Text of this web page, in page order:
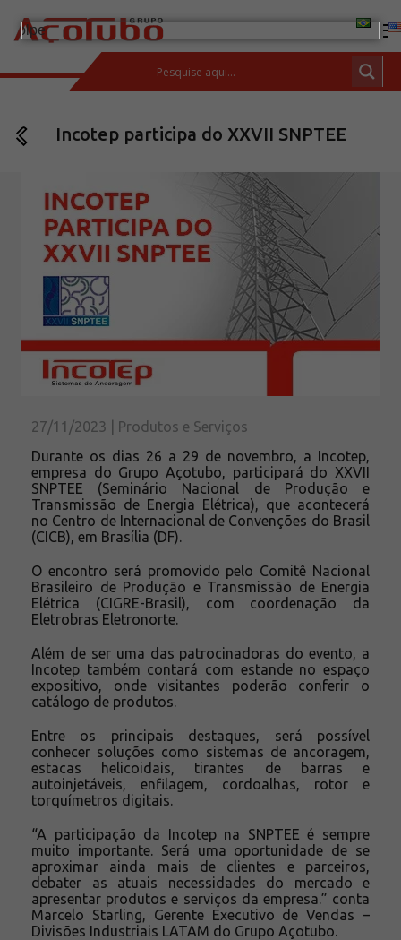
ESPAÇO DO CLIENTE
Tubos de aço carbono
Barras de Aço Carbono
Conexões e flanges
Aços Inoxidáveis
Soluções integradas
Incotep – Sistemas de Ancoragem
Calculadora
Download
Unidades
Qualidade
Planos de Financiamento
Compliance e LGPD
Ouvidoria
Blog
ESG
Trabalhe conosco
Incotep participa do XXVII SNPTEE
27/11/2023 | Produtos e Serviços
Durante os dias 26 a 29 de novembro, a Incotep,
empresa do Grupo Açotubo, participará do XXVII
SNPTEE (Seminário Nacional de Produção e
Transmissão de Energia Elétrica), que acontecerá
no Centro de Internacional de Convenções do Brasil
(CICB), em Brasília (DF).
O encontro será promovido pelo Comitê Nacional
Brasileiro de Produção e Transmissão de Energia
Elétrica (CIGRE-Brasil), com coordenação da
Eletrobras Eletronorte.
Além de ser uma das patrocinadoras do evento, a
Incotep também contará com estande no espaço
expositivo, onde visitantes poderão conferir o
catálogo de produtos.
Entre os principais destaques, será possível
conhecer soluções como sistemas de ancoragem,
estacas helicoidais, tirantes de barras e
autoinjetáveis, enfilagem, cordoalhas, rotor e
torquímetros digitais.
“A participação da Incotep na SNPTEE é sempre
muito importante. Será uma oportunidade de se
aproximar ainda mais de clientes e parceiros,
debater as atuais necessidades do mercado e
apresentar produtos e serviços da empresa.” conta
Marcelo Starling, Gerente Executivo de Vendas –
Divisões Industriais LATAM do Grupo Açotubo.